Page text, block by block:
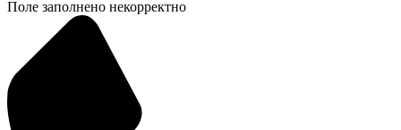
Поле заполнено некорректно